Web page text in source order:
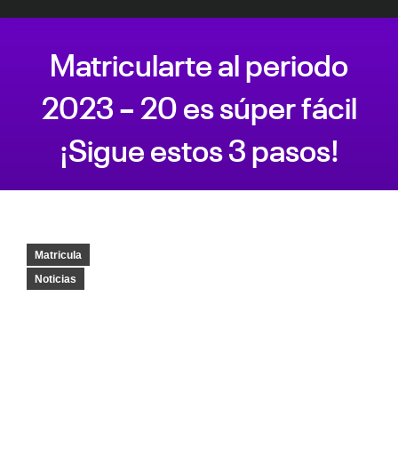
Matricularte al periodo
2023 – 20 es súper fácil
¡Sigue estos 3 pasos!
Matricula
Noticias